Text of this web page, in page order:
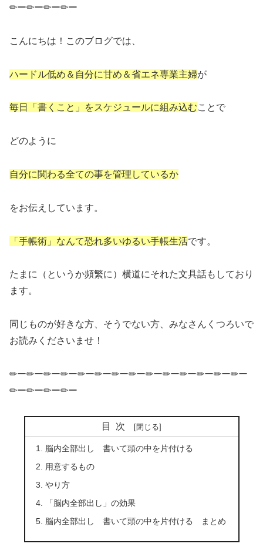
✏ー✏ー✏ー✏ー
こんにちは！このブログでは、
ハードル低め＆自分に甘め＆省エネ専業主婦が
毎日「書くこと」をスケジュールに組み込むことで
どのように
自分に関わる全ての事を管理しているか
をお伝えしています。
「手帳術」なんて恐れ多いゆるい手帳生活です。
たまに（というか頻繁に）横道にそれた文具話もしており
ます。
同じものが好きな方、そうでない方、みなさんくつろいで
お読みくださいませ！
✏ー✏ー✏ー✏ー✏ー✏ー✏ー✏ー✏ー✏ー✏ー✏ー✏ー✏ー
✏ー✏ー✏ー✏ー
目次
脳内全部出し 書いて頭の中を片付ける
用意するもの
やり方
「脳内全部出し」の効果
脳内全部出し 書いて頭の中を片付ける まとめ